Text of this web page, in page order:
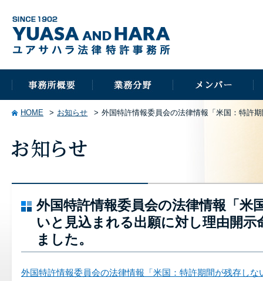
HOME お知らせ 外国特許情報委員会の法律情報「米国：特許
外国特許情報委員会の法律情報「米
いと見込まれる出願に対し理由開示
ました。
外国特許情報委員会の法律情報「米国：特許期間が残存し